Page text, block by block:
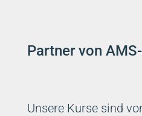
Partner von
Unsere Kurse sind